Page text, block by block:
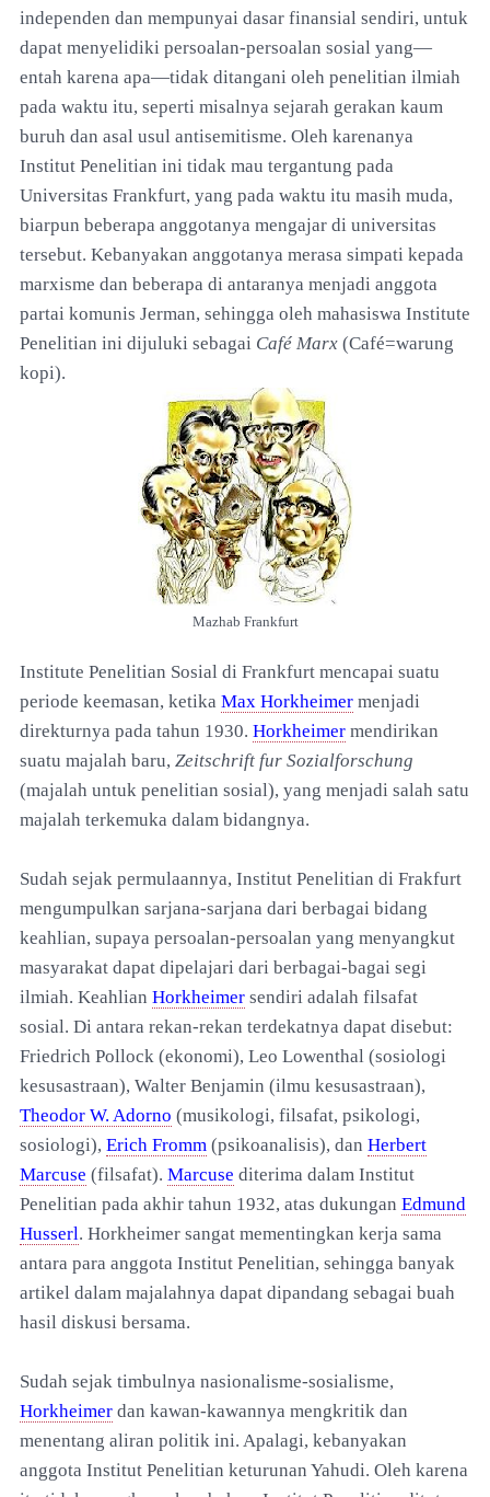
independen dan mempunyai dasar finansial sendiri, untuk
dapat menyelidiki persoalan-persoalan sosial yang—
entah karena apa—tidak ditangani oleh penelitian ilmiah
pada waktu itu, seperti misalnya sejarah gerakan kaum
buruh dan asal usul antisemitisme. Oleh karenanya
Institut Penelitian ini tidak mau tergantung pada
Universitas Frankfurt, yang pada waktu itu masih muda,
biarpun beberapa anggotanya mengajar di universitas
tersebut. Kebanyakan anggotanya merasa simpati kepada
marxisme dan beberapa di antaranya menjadi anggota
partai komunis Jerman, sehingga oleh mahasiswa Institute
Penelitian ini dijuluki sebagai Café Marx (Café=warung
kopi).
Mazhab Frankfurt
Institute Penelitian Sosial di Frankfurt mencapai suatu
periode keemasan, ketika Max Horkheimer menjadi
direkturnya pada tahun 1930. Horkheimer mendirikan
suatu majalah baru, Zeitschrift fur Sozialforschung
(majalah untuk penelitian sosial), yang menjadi salah satu
majalah terkemuka dalam bidangnya.
Sudah sejak permulaannya, Institut Penelitian di Frakfurt
mengumpulkan sarjana-sarjana dari berbagai bidang
keahlian, supaya persoalan-persoalan yang menyangkut
masyarakat dapat dipelajari dari berbagai-bagai segi
ilmiah. Keahlian Horkheimer sendiri adalah filsafat
sosial. Di antara rekan-rekan terdekatnya dapat disebut:
Friedrich Pollock (ekonomi), Leo Lowenthal (sosiologi
kesusastraan), Walter Benjamin (ilmu kesusastraan),
Theodor W. Adorno (musikologi, filsafat, psikologi,
sosiologi), Erich Fromm (psikoanalisis), dan Herbert
Marcuse (filsafat). Marcuse diterima dalam Institut
Penelitian pada akhir tahun 1932, atas dukungan Edmund
Husserl. Horkheimer sangat mementingkan kerja sama
antara para anggota Institut Penelitian, sehingga banyak
artikel dalam majalahnya dapat dipandang sebagai buah
hasil diskusi bersama.
Sudah sejak timbulnya nasionalisme-sosialisme,
Horkheimer dan kawan-kawannya mengkritik dan
menentang aliran politik ini. Apalagi, kebanyakan
anggota Institut Penelitian keturunan Yahudi. Oleh karena